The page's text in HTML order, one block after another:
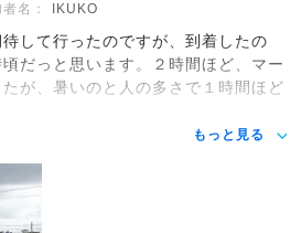
名： IKUKO
して行ったのですが、到着したの
だっと思います。２時間ほど、マー
が、暑いのと人の多さで１時間ほど
もっと見る